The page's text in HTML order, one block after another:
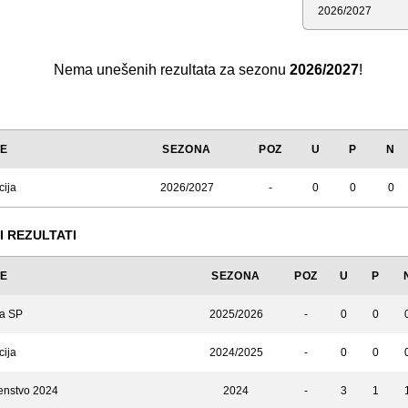
Nema unešenih rezultata za sezonu 2026/2027!
SEZONA POZ U P N
2026/2027 - 0 0 0
REZULTATI
SEZONA POZ U P
SP 2025/2026 - 0 0
2024/2025 - 0 0
2024 2024 - 3 1